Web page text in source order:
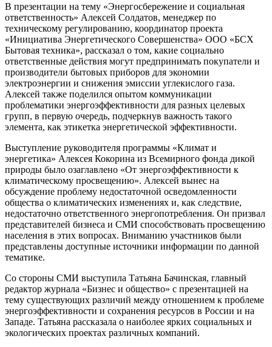
В презентации на тему «Энергосбережение и социальная
ответственность» Алексей Солдатов, менеджер по
техническому регулированию, координатор проекта
«Инициатива Энергетического Совершенства» ООО «БСХ
Бытовая техника», рассказал о том, какие социально
ответственные действия могут предпринимать покупатели и
производители бытовых приборов для экономии
электроэнергии и снижения эмиссии углекислого газа.
Алексей также поделился опытом коммуникации
проблематики энергоэффективности для разных целевых
групп, в первую очередь, подчеркнув важность такого
элемента, как этикетка энергетической эффективности.
Выступление руководителя программы «Климат и
энергетика» Алексея Кокорина из Всемирного фонда дикой
природы было озаглавлено «От энергоэффективности к
климатическому просвещению». Алексей вынес на
обсуждение проблему недостаточной осведомленности
общества о климатических изменениях и, как следствие,
недостаточно ответственного энергопотребления. Он призвал
представителей бизнеса и СМИ способствовать просвещению
населения в этих вопросах. Вниманию участников были
представлены доступные источники информации по данной
тематике.
Со стороны СМИ выступила Татьяна Бачинская, главный
редактор журнала «Бизнес и общество» с презентацией на
тему существующих различий между отношением к проблеме
энергоэффективности и сохранения ресурсов в России и на
Западе. Татьяна рассказала о наиболее ярких социальных и
экологических проектах различных компаний.